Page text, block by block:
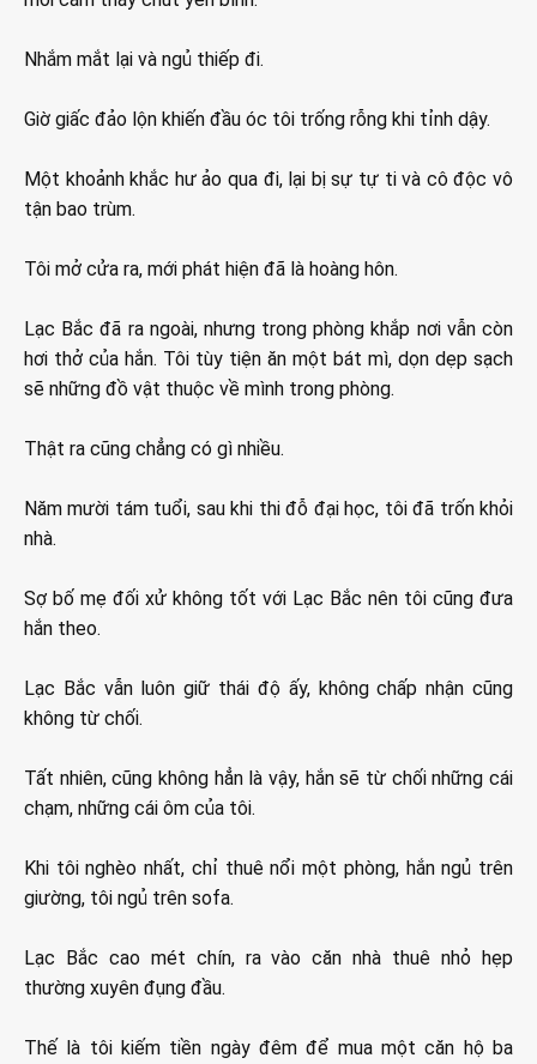
Nhắm mắt lại và ngủ thiếp đi.
Giờ giấc đảo lộn khiến đầu óc tôi trống rỗng khi tỉnh dậy.
Một khoảnh khắc hư ảo qua đi, lại bị sự tự ti và cô độc vô
tận bao trùm.
Tôi mở cửa ra, mới phát hiện đã là hoàng hôn.
Lạc Bắc đã ra ngoài, nhưng trong phòng khắp nơi vẫn còn
hơi thở của hắn. Tôi tùy tiện ăn một bát mì, dọn dẹp sạch
sẽ những đồ vật thuộc về mình trong phòng.
Thật ra cũng chẳng có gì nhiều.
Năm mười tám tuổi, sau khi thi đỗ đại học, tôi đã trốn khỏi
nhà.
Sợ bố mẹ đối xử không tốt với Lạc Bắc nên tôi cũng đưa
hắn theo.
Lạc Bắc vẫn luôn giữ thái độ ấy, không chấp nhận cũng
không từ chối.
Tất nhiên, cũng không hẳn là vậy, hắn sẽ từ chối những cái
chạm, những cái ôm của tôi.
Khi tôi nghèo nhất, chỉ thuê nổi một phòng, hắn ngủ trên
giường, tôi ngủ trên sofa.
Lạc Bắc cao mét chín, ra vào căn nhà thuê nhỏ hẹp
thường xuyên đụng đầu.
Thế là tôi kiếm tiền ngày đêm để mua một căn hộ ba